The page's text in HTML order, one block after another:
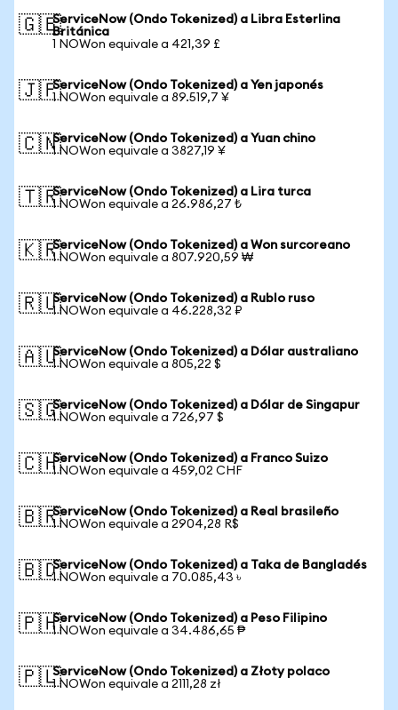
🇬🇧ServiceNow (Ondo Tokenized) a Libra Esterlina
Británica
1 NOWon equivale a 421,39 £
🇯🇵ServiceNow (Ondo Tokenized) a Yen japonés
1 NOWon equivale a 89.519,7 ¥
🇨🇳ServiceNow (Ondo Tokenized) a Yuan chino
1 NOWon equivale a 3827,19 ¥
🇹🇷ServiceNow (Ondo Tokenized) a Lira turca
1 NOWon equivale a 26.986,27 ₺
🇰🇷ServiceNow (Ondo Tokenized) a Won surcoreano
1 NOWon equivale a 807.920,59 ₩
🇷🇺ServiceNow (Ondo Tokenized) a Rublo ruso
1 NOWon equivale a 46.228,32 ₽
🇦🇺ServiceNow (Ondo Tokenized) a Dólar australiano
1 NOWon equivale a 805,22 $
🇸🇬ServiceNow (Ondo Tokenized) a Dólar de Singapur
1 NOWon equivale a 726,97 $
🇨🇭ServiceNow (Ondo Tokenized) a Franco Suizo
1 NOWon equivale a 459,02 CHF
🇧🇷ServiceNow (Ondo Tokenized) a Real brasileño
1 NOWon equivale a 2904,28 R$
🇧🇩ServiceNow (Ondo Tokenized) a Taka de Bangladés
1 NOWon equivale a 70.085,43 ৳
🇵🇭ServiceNow (Ondo Tokenized) a Peso Filipino
1 NOWon equivale a 34.486,65 ₱
🇵🇱ServiceNow (Ondo Tokenized) a Złoty polaco
1 NOWon equivale a 2111,28 zł